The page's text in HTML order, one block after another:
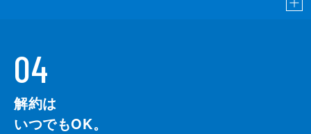
04
解約は
いつでもOK。